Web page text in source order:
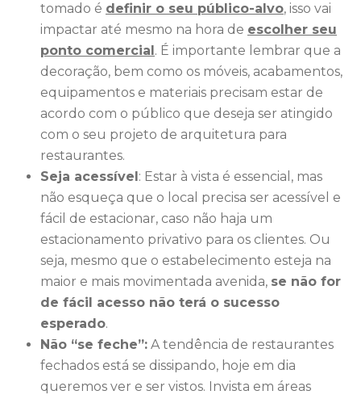
tomado é definir o seu público-alvo, isso vai
impactar até mesmo na hora de escolher seu
ponto comercial. É importante lembrar que a
decoração, bem como os móveis, acabamentos,
equipamentos e materiais precisam estar de
acordo com o público que deseja ser atingido
com o seu projeto de arquitetura para
restaurantes.
Seja acessível: Estar à vista é essencial, mas
não esqueça que o local precisa ser acessível e
fácil de estacionar, caso não haja um
estacionamento privativo para os clientes. Ou
seja, mesmo que o estabelecimento esteja na
maior e mais movimentada avenida, se não for
de fácil acesso não terá o sucesso
esperado.
Não “se feche”: A tendência de restaurantes
fechados está se dissipando, hoje em dia
queremos ver e ser vistos. Invista em áreas